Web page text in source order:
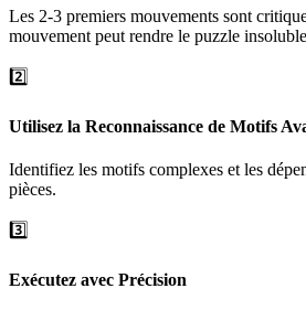
Les 2-3 premiers mouvements sont
mouvement peut rendre le puzzle
2️⃣
Utilisez la Reconnaissance de Motifs
Identifiez les motifs complexes et les
pièces.
3️⃣
Exécutez avec Précision